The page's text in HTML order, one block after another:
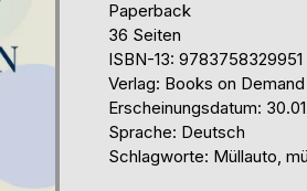
Paperback
36 Seiten
ISBN-13: 9783758329951
Verlag: Books on Demand
Erscheinungsdatum:
Sprache: Deutsch
Schlagworte: Müllauto,